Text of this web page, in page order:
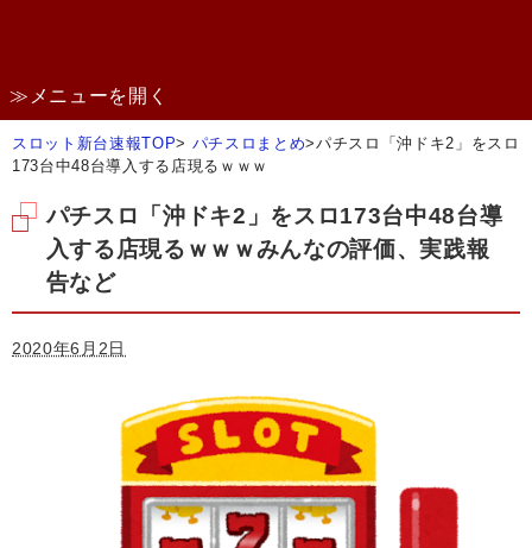
≫メニューを開く
スロット新台速報TOP> パチスロまとめ>パチスロ「沖ドキ2」をスロ
173台中48台導入する店現るｗｗｗ
パチスロ「沖ドキ2」をスロ173台中48台導
入する店現るｗｗｗみんなの評価、実践報
告など
2020年6月2日